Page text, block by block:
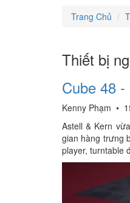
Trang Chủ
Thiết bị
Cube 48
Kenny Phạm •
Astell & Kern
gian hàng trưng
player, turntable